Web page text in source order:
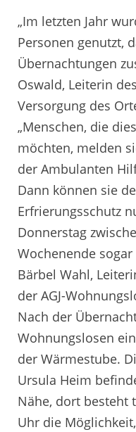
„Im letzten Jahr
Personen genutzt,
Übernachtungen
Oswald, Leiterin
Versorgung des
„Menschen, die
möchten, melden
der Ambulanten
Dann können sie
Erfrierungsschutz
Donnerstag
Wochenende
Bärbel Wahl,
der AGJ-
Nach der
Wohnungslosen
der Wärmestube.
Ursula Heim
Nähe, dort besteht
Uhr die